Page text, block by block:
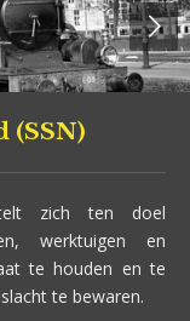
(SSN)
zich ten doel
werktuigen en
te houden en te
te bewaren.